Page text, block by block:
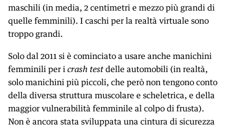
maschili (in media, 2 centimetri e mezzo più grandi di
quelle femminili). I caschi per la realtà virtuale sono
troppo grandi.
Solo dal 2011 si è cominciato a usare anche manichini
femminili per i crash test delle automobili (in realtà,
solo manichini più piccoli, che però non tengono conto
della diversa struttura muscolare e scheletrica, e della
maggior vulnerabilità femminile al colpo di frusta).
Non è ancora stata sviluppata una cintura di sicurezza